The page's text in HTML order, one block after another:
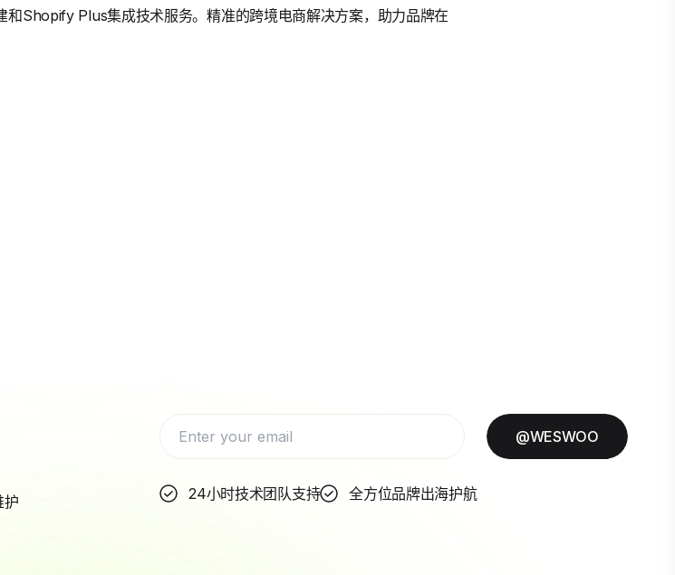
Shopify Plus集成技术服务。精准的跨境电商解决方案，助力品牌在
护
@WESWOO
24小时技术团队支持 全方位品牌出海护航